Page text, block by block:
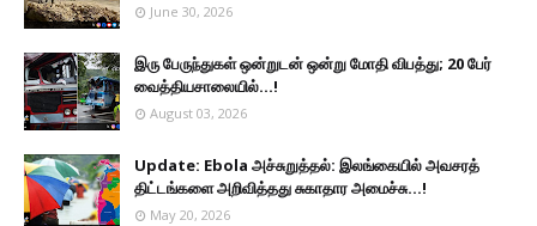
June 30, 2026
இரு ப‍ேருந்துகள் ஒன்றுடன் ஒன்று மோதி விபத்து; 20 பேர்
வைத்தியசாலையில்...!
August 03, 2026
Update: Ebola அச்சுறுத்தல்: இலங்கையில் அவசரத்
திட்டங்களை அறிவித்தது சுகாதார அமைச்சு...!
May 20, 2026